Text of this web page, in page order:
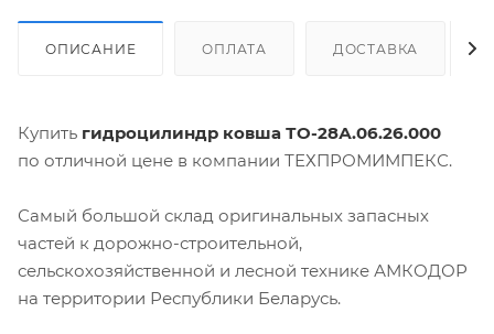
ОПИСАНИЕ ОПЛАТА ДОСТАВКА
Купить гидроцилиндр ковша ТО-28А.06.26.000
по отличной цене в компании ТЕХПРОМИМПЕКС.
Самый большой склад оригинальных запасных
частей к дорожно-строительной,
сельскохозяйственной и лесной технике АМКОДОР
на территории Республики Беларусь.